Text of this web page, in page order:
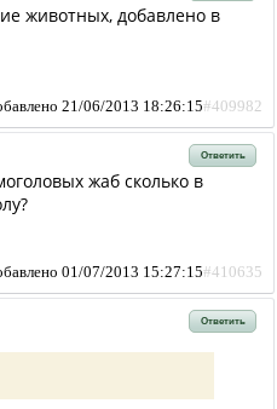
животных, добавлено в
21/06/2013 18:26:15#409982
Ответить
жаб сколько в
01/07/2013 15:27:15#410635
Ответить